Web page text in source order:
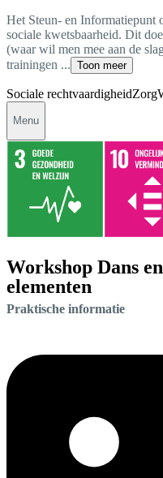
Het Steun- en Informatiepunt
sociale kwetsbaarheid. Dit
(waar wil men mee aan de
trainingen ... Toon meer
Sociale rechtvaardigheidZorg
Menu
Workshop Dans
elementen
Praktische informatie